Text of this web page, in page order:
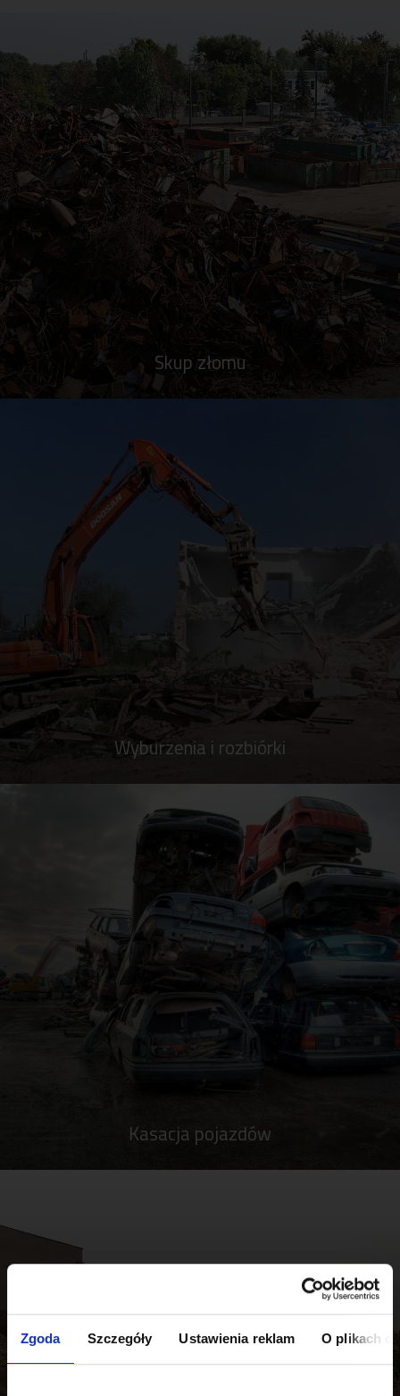
Zgoda Szczegóły Ustawienia reklam O plikach
Skup złomu
Wyburzenia i rozbiórki
Kasacja pojazdów